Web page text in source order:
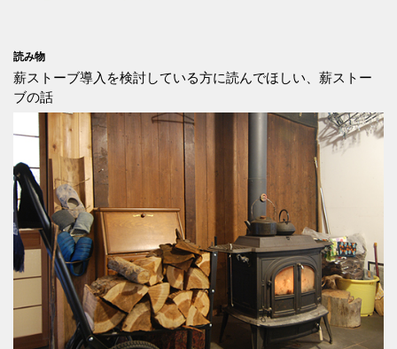
読み物
薪ストーブ導入を検討している方に読んでほしい、薪ストー
ブの話